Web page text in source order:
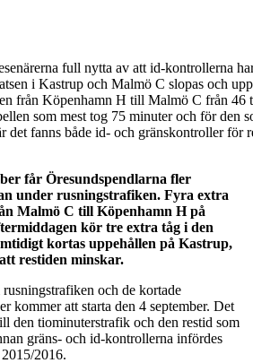
full nytta av att id-kontrollerna
i Kastrup och Malmö C slopas och
från Köpenhamn H till Malmö C från 46
som mest tog 75 minuter och för den
det fanns både id- och gränskontroller för
får Öresundspendlarna fler
under rusningstrafiken. Fyra extra
Malmö C till Köpenhamn H på
kör tre extra tåg i den
kortas uppehållen på Kastrup,
restiden minskar.
och de kortade
kommer att starta den 4 september. Det
den tiominuterstrafik och den restid som
gräns- och id-kontrollerna infördes
2016.